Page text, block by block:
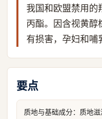
我国和欧盟禁用的
丙酯。因含视黄醇
有损害，孕妇和哺
要点
质地与基础成分：质地